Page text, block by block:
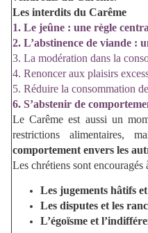
Les interdits du Carême
1. Le jeûne : une règle
2. L’abstinence de viande :
3. La modération dans la
4. Renoncer aux plaisirs
5. Réduire la consommation
6. S’abstenir de
Le Carême est aussi un
restrictions alimentaires,
comportement envers les
Les chrétiens sont encouragés
Les jugements hâtifs
Les disputes et les
L’égoïsme et